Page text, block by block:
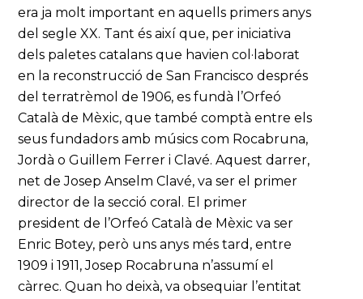
era ja molt important en aquells primers anys
del segle XX. Tant és així que, per iniciativa
dels paletes catalans que havien col·laborat
en la reconstrucció de San Francisco després
del terratrèmol de 1906, es fundà l’Orfeó
Català de Mèxic, que també comptà entre els
seus fundadors amb músics com Rocabruna,
Jordà o Guillem Ferrer i Clavé. Aquest darrer,
net de Josep Anselm Clavé, va ser el primer
director de la secció coral. El primer
president de l’Orfeó Català de Mèxic va ser
Enric Botey, però uns anys més tard, entre
1909 i 1911, Josep Rocabruna n’assumí el
càrrec. Quan ho deixà, va obsequiar l’entitat